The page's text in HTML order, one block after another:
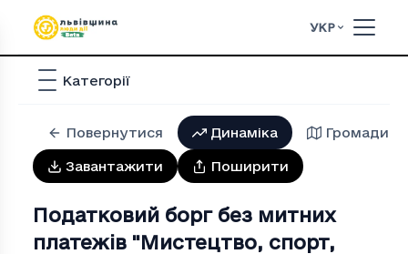
УКР
Категорії
Повернутися Динаміка Громади
Завантажити Поширити
Податковий борг без митних
платежів "Мистецтво, спорт,